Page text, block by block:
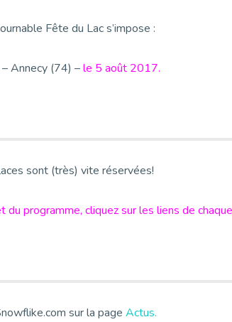
Fête du Lac s’impose :
Annecy (74) –le 5 août 2017.
sont (très) vite réservées!
programme, cliquez sur les liens de
sur la page Actus.